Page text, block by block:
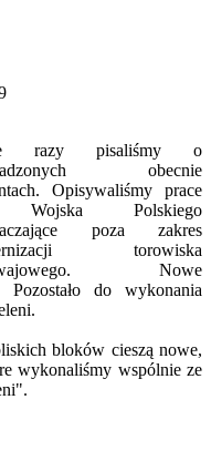
razy pisaliśmy o
obecnie
Opisywaliśmy prace
Polskiego
poza zakres
torowiska
Nowe
do wykonania
bloków cieszą nowe,
wykonaliśmy wspólnie ze